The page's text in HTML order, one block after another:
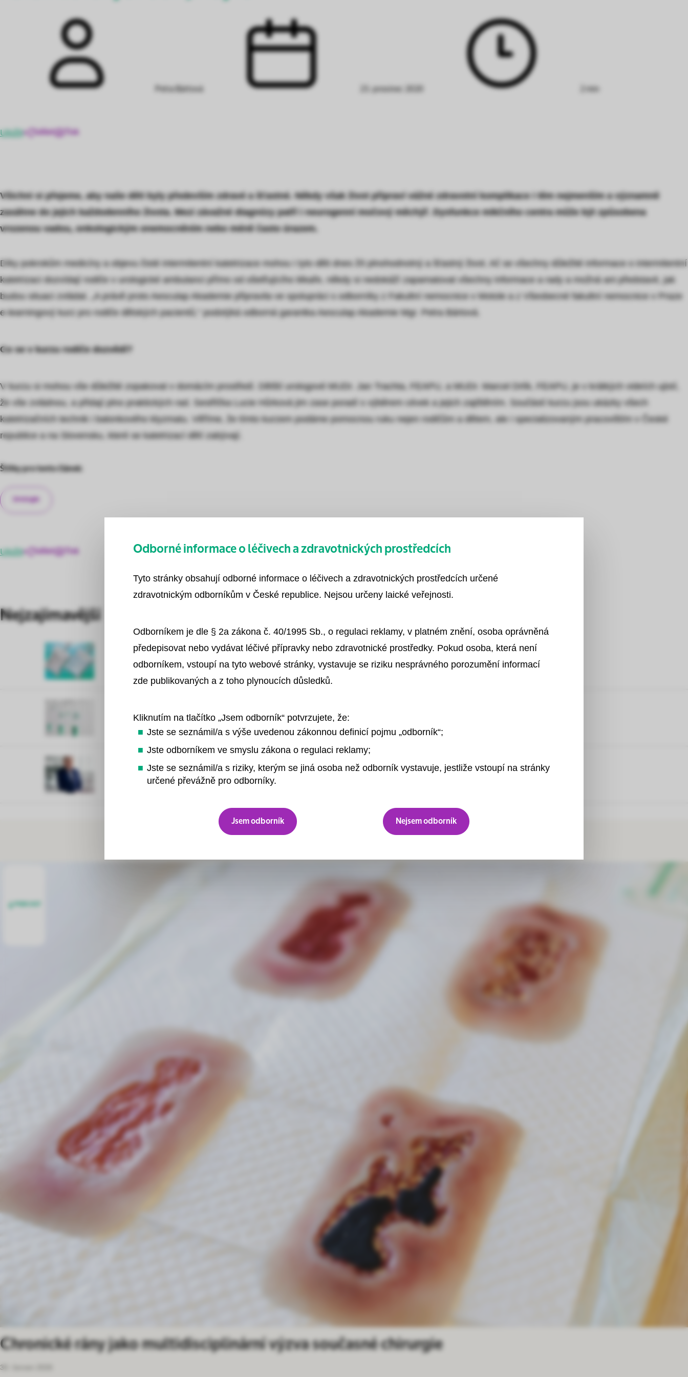
Uložit
Všichni si přejeme, aby naše děti byly především zdravé a šťastné. Někdy však život připraví vážné zdravotní komplikace i těm nejmenším a významně
zasáhne do jejich každodenního života. Mezi závažné diagnózy patří i neurogenní močový měchýř. Dysfunkce mikčního centra může být způsobena
vrozenou vadou, onkologickým onemocněním nebo méně často úrazem.
Díky pokrokům medicíny a objevu čisté intermitentní katetrizace mohou i tyto děti dnes žít plnohodnotný a šťastný život. Ač se všechny důležité informace o intermitentní
katetrizaci dozvídají rodiče v urologické ambulanci přímo od ošetřujícího lékaře, někdy si nedokáží zapamatovat všechny informace a rady a možná ani představit, jak
budou situaci zvládat. „A právě proto Aesculap Akademie připravila ve spolupráci s odborníky z Fakultní nemocnice v Motole a z Všeobecné fakultní nemocnice v Praze
e-learningový kurz pro rodiče dětských pacientů,“ podotýká odborná garantka Aesculap Akademie Mgr. Petra Bártová.
Co se v kurzu rodiče dozvědí?
V kurzu si mohou vše důležité zopakovat v domácím prostředí. Dětští urologové MUDr. Jan Trachta, FEAPU, a MUDr. Marcel Drlík, FEAPU, je v krátkých videích ujistí,
že vše zvládnou, a přidají plno praktických rad. Sestřička Lucie Hůrková jim zase poradí s výběrem cévek a jejich zajištěním. Součástí kurzu jsou ukázky všech
katetrizačních technik i balonkového klyzmatu. Věříme, že tímto kurzem podáme pomocnou ruku nejen rodičům a dětem, ale i specializovaným pracovištím v České
republice a na Slovensku, které se katetrizací dětí zabývají.
Štítky pro tento článek:
Uložit
Nejzajímavější
Péče o pacienta se zavedeným močovým katetrem
Potíže s močením mohou souviset s poškozením nervů
Související a doporučené články
Chronické rány jako multidisciplinární výzva současné chirurgie
30. červen 2026
Odborné informace o léčivech a zdravotnických prostředcích
Tyto stránky obsahují odborné informace o léčivech a zdravotnických prostředcích určené
zdravotnickým odborníkům v České republice. Nejsou určeny laické veřejnosti.
Odborníkem je dle § 2a zákona č. 40/1995 Sb., o regulaci reklamy, v platném znění, osoba oprávněná
předepisovat nebo vydávat léčivé přípravky nebo zdravotnické prostředky. Pokud osoba, která není
odborníkem, vstoupí na tyto webové stránky, vystavuje se riziku nesprávného porozumění informací
zde publikovaných a z toho plynoucích důsledků.
Kliknutím na tlačítko „Jsem odborník“ potvrzujete, že:
Jste se seznámil/a s výše uvedenou zákonnou definicí pojmu „odborník“;
Jste odborníkem ve smyslu zákona o regulaci reklamy;
Jste se seznámil/a s riziky, kterým se jiná osoba než odborník vystavuje, jestliže vstoupí na stránky
určené převážně pro odborníky.
Jsem odborník Nejsem odborník